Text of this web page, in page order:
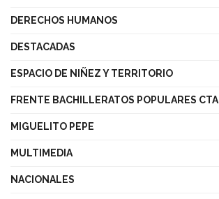
DERECHOS HUMANOS
DESTACADAS
ESPACIO DE NIÑEZ Y TERRITORIO
FRENTE BACHILLERATOS POPULARES CTA
MIGUELITO PEPE
MULTIMEDIA
NACIONALES